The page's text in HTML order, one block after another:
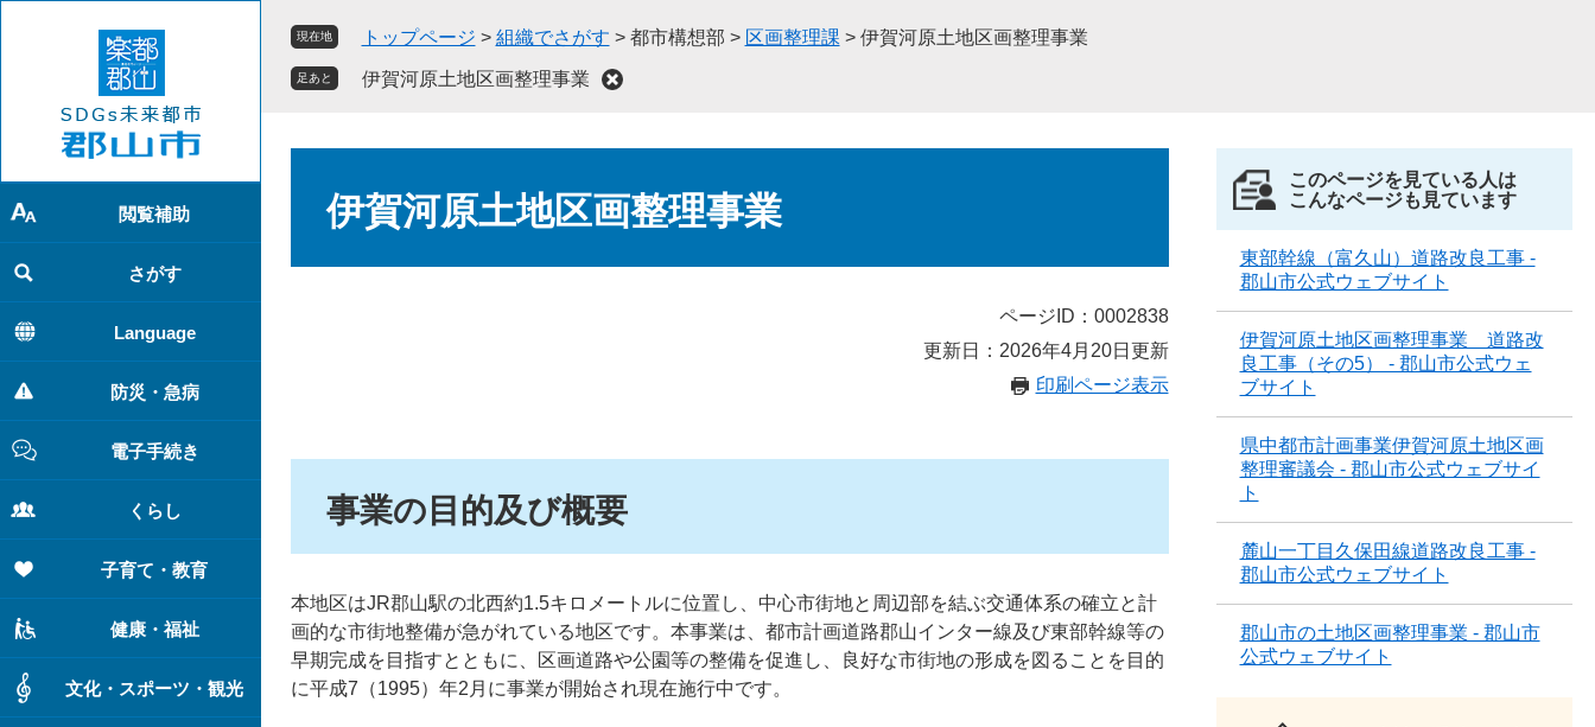
で
す
。
ば
し
て
本
文
へ
閲覧補助
さがす
Language
防災・急病
電子手続き
くらし
子育て・教育
健康・福祉
文化・スポーツ・観光
現在地 トップページ > 組織でさがす > 都市構想部 > 区画整理課 > 伊賀河原土地区画整理事業
足あと 伊賀河原土地区画整理事業
伊賀河原土地区画整理事業
ページID：0002838
更新日：2026年4月20日更新
印刷ページ表示
事業の目的及び概要
本地区はJR郡山駅の北西約1.5キロメートルに位置し、中心市街地と周辺部を結ぶ交通体系の確立と計
画的な市街地整備が急がれている地区です。本事業は、都市計画道路郡山インター線及び東部幹線等の
早期完成を目指すとともに、区画道路や公園等の整備を促進し、良好な市街地の形成を図ることを目的
に平成7（1995）年2月に事業が開始され現在施行中です。
このページを見ている人は
こんなページも見ています
東部幹線（富久山）道路改良工事 -
郡山市公式ウェブサイト
伊賀河原土地区画整理事業 道路改
良工事（その5） - 郡山市公式ウェ
ブサイト
県中都市計画事業伊賀河原土地区画
整理審議会 - 郡山市公式ウェブサイ
ト
麓山一丁目久保田線道路改良工事 -
郡山市公式ウェブサイト
郡山市の土地区画整理事業 - 郡山市
公式ウェブサイト